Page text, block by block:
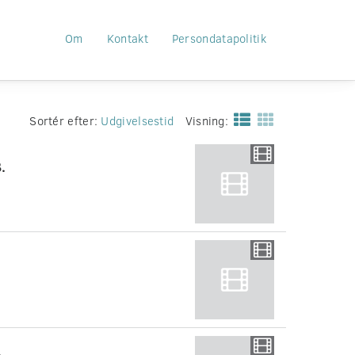
Om Kontakt Persondatapolitik
Sortér efter: Udgivelsestid Visning: